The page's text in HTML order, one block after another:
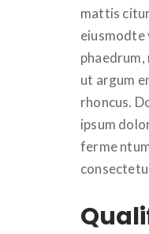
mattis
eiusmodte
phaedrum,
ut argum
rhoncus.
ipsum
ferme